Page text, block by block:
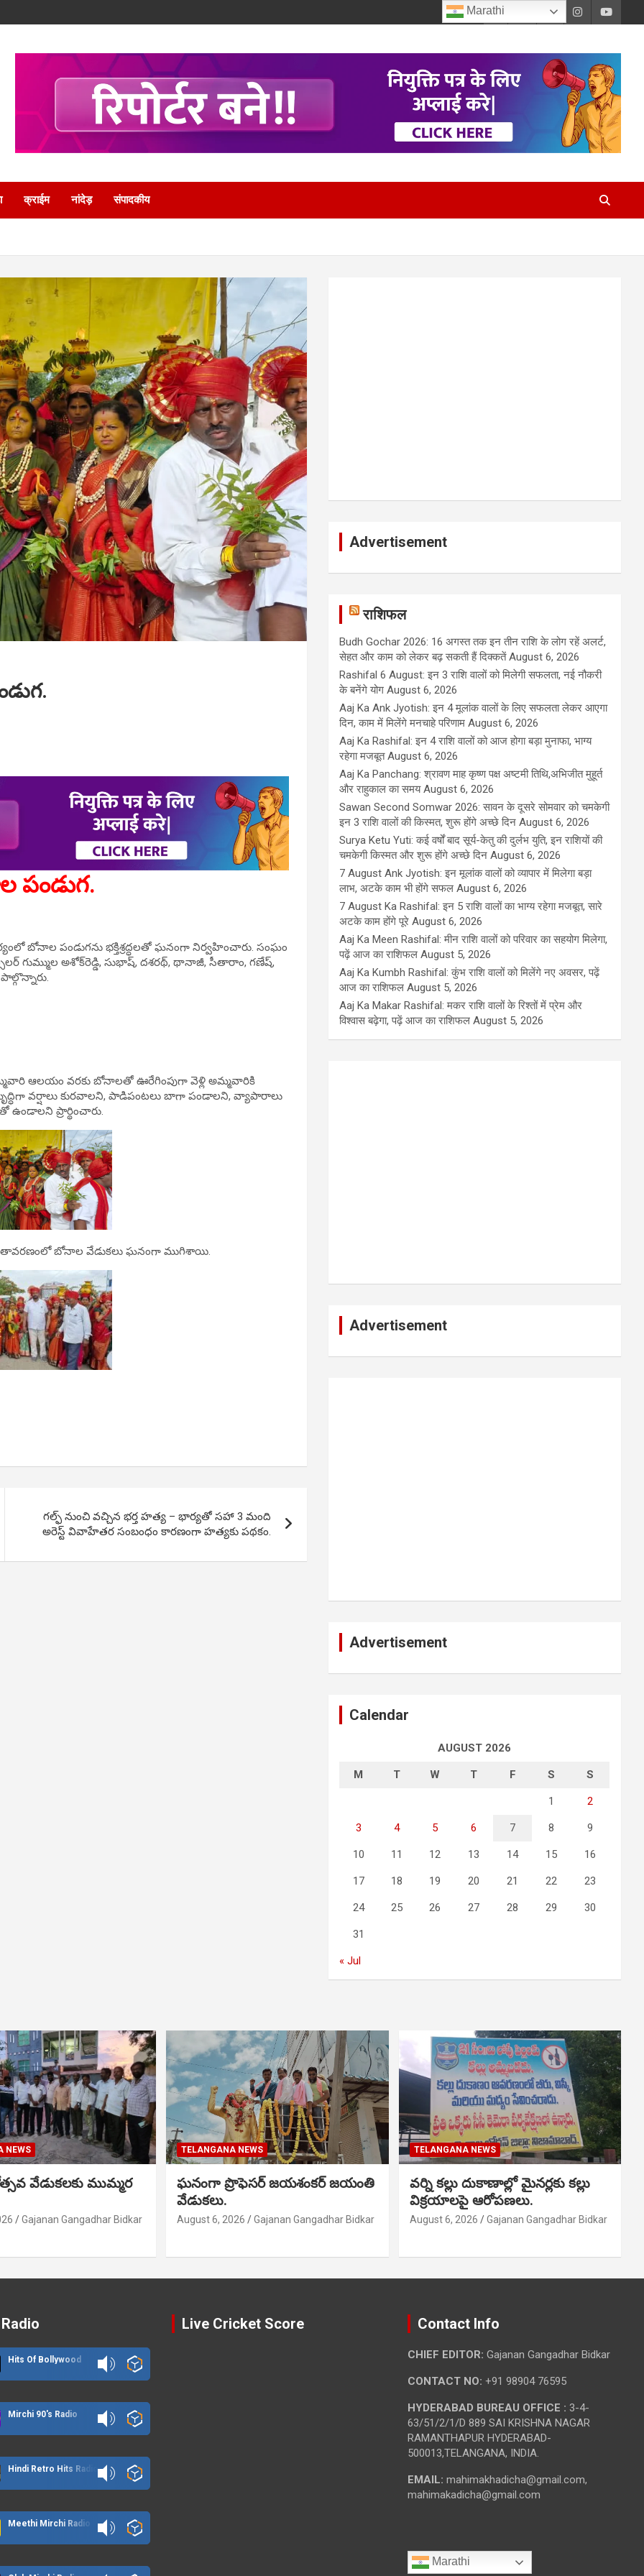
क्राईम नांदेड़ संपादकीय
పండుగ.
బోనాల పండుగను భక్తిశ్రద్ధలతో ఘనంగా నిర్వహించారు. సంఘం
గుమ్ముల అశోక్‌రెడ్డి, సుభాష్, దశరథ్, థానాజీ, సీతారాం, గణేష్,
ఆలయం వరకు బోనాలతో ఊరేగింపుగా వెళ్లి అమ్మవారికి
వర్షాలు కురవాలని, పాడిపంటలు బాగా పండాలని, వ్యాపారాలు
ఉండాలని ప్రార్థించారు.
బోనాల వేడుకలు ఘనంగా ముగిశాయి.
గల్ఫ్ నుంచి వచ్చిన భర్త హత్య – భార్యతో సహా 3 మంది
అరెస్ట్ వివాహేతర సంబంధం కారణంగా హత్యకు పథకం.
Advertisement
राशिफल
Budh Gochar 2026: 16 अगस्त तक इन तीन राशि के लोग रहें अलर्ट,
सेहत और काम को लेकर बढ़ सकती हैं दिक्कतें August 6, 2026
Rashifal 6 August: इन 3 राशि वालों को मिलेगी सफलता, नई नौकरी
के बनेंगे योग August 6, 2026
Aaj Ka Ank Jyotish: इन 4 मूलांक वालों के लिए सफलता लेकर आएगा
दिन, काम में मिलेंगे मनचाहे परिणाम August 6, 2026
Aaj Ka Rashifal: इन 4 राशि वालों को आज होगा बड़ा मुनाफा, भाग्य
रहेगा मजबूत August 6, 2026
Aaj Ka Panchang: श्रावण माह कृष्ण पक्ष अष्टमी तिथि,अभिजीत मुहूर्त
और राहुकाल का समय August 6, 2026
Sawan Second Somwar 2026: सावन के दूसरे सोमवार को चमकेगी
इन 3 राशि वालों की किस्मत, शुरू होंगे अच्छे दिन August 6, 2026
Surya Ketu Yuti: कई वर्षों बाद सूर्य-केतु की दुर्लभ युति, इन राशियों की
चमकेगी किस्मत और शुरू होंगे अच्छे दिन August 6, 2026
7 August Ank Jyotish: इन मूलांक वालों को व्यापार में मिलेगा बड़ा
लाभ, अटके काम भी होंगे सफल August 6, 2026
7 August Ka Rashifal: इन 5 राशि वालों का भाग्य रहेगा मजबूत, सारे
अटके काम होंगे पूरे August 6, 2026
Aaj Ka Meen Rashifal: मीन राशि वालों को परिवार का सहयोग मिलेगा,
पढ़ें आज का राशिफल August 5, 2026
Aaj Ka Kumbh Rashifal: कुंभ राशि वालों को मिलेंगे नए अवसर, पढ़ें
आज का राशिफल August 5, 2026
Aaj Ka Makar Rashifal: मकर राशि वालों के रिश्तों में प्रेम और
विश्वास बढ़ेगा, पढ़ें आज का राशिफल August 5, 2026
Advertisement
Advertisement
Calendar
AUGUST 2026
M T W T F S S
1 2
3 4 5 6 7 8 9
10 11 12 13 14 15 16
17 18 19 20 21 22 23
24 25 26 27 28 29 30
31
« Jul
NEWS
వేడుకలకు ముమ్మర
Gajanan Gangadhar Bidkar
TELANGANA NEWS
ఘనంగా ప్రొఫెసర్ జయశంకర్ జయంతి
వేడుకలు.
August 6, 2026 Gajanan Gangadhar Bidkar
TELANGANA NEWS
వర్ని కల్లు దుకాణాల్లో మైనర్లకు కల్లు
విక్రయాలపై ఆరోపణలు.
August 6, 2026 Gajanan Gangadhar Bidkar
Hits Of Bollywood
Mirchi 90's Radio
Hindi Retro Hits Radio
Meethi Mirchi Radio
Live Cricket Score Contact Info
CHIEF EDITOR: Gajanan Gangadhar Bidkar
CONTACT NO: +91 98904 76595
HYDERABAD BUREAU OFFICE : 3-4-
63/51/2/1/D 889 SAI KRISHNA NAGAR
RAMANTHAPUR HYDERABAD-
500013,TELANGANA, INDIA.
EMAIL: mahimakhadicha@gmail.com,
mahimakadicha@gmail.com
Marathi
Marathi